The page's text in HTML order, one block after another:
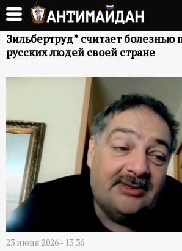
Перейти
основному
содержанию
А
И
М
Й
Д
Зильбертруд* считает болезнью
русских людей своей стране
23 июня 2026 - 13:36